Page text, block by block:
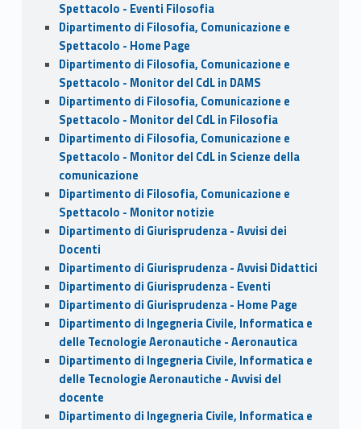
Spettacolo - Eventi Filosofia
Dipartimento di Filosofia, Comunicazione e
Spettacolo - Home Page
Dipartimento di Filosofia, Comunicazione e
Spettacolo - Monitor del CdL in DAMS
Dipartimento di Filosofia, Comunicazione e
Spettacolo - Monitor del CdL in Filosofia
Dipartimento di Filosofia, Comunicazione e
Spettacolo - Monitor del CdL in Scienze della
comunicazione
Dipartimento di Filosofia, Comunicazione e
Spettacolo - Monitor notizie
Dipartimento di Giurisprudenza - Avvisi dei
Docenti
Dipartimento di Giurisprudenza - Avvisi Didattici
Dipartimento di Giurisprudenza - Eventi
Dipartimento di Giurisprudenza - Home Page
Dipartimento di Ingegneria Civile, Informatica e
delle Tecnologie Aeronautiche - Aeronautica
Dipartimento di Ingegneria Civile, Informatica e
delle Tecnologie Aeronautiche - Avvisi del
docente
Dipartimento di Ingegneria Civile, Informatica e